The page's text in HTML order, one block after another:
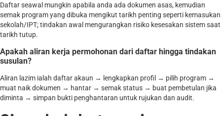
Daftar seawal mungkin apabila anda ada dokumen asas, kemudian
semak program yang dibuka mengikut tarikh penting seperti kemasukan
sekolah/IPT; tindakan awal mengurangkan risiko kesesakan sistem saat
tarikh tutup.
Apakah aliran kerja permohonan dari daftar hingga tindakan
susulan?
Aliran lazim ialah daftar akaun → lengkapkan profil → pilih program →
muat naik dokumen → hantar → semak status → buat pembetulan jika
diminta → simpan bukti penghantaran untuk rujukan dan audit.